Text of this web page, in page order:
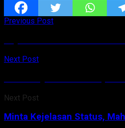
Previous Post
Next Post
Next Post
Minta Kejelasan Status,